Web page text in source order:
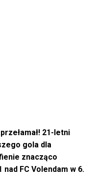
21-letni
gola dla
znacząco
FC Volendam w 6.